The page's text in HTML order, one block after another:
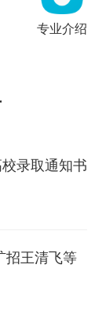
专业介绍
录取通知书
招王清飞等